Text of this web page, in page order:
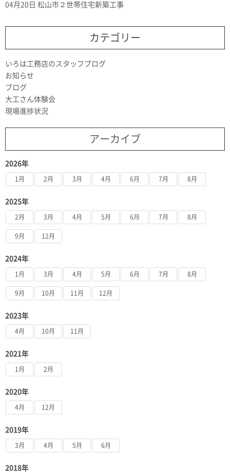
04月20日 松山市２世帯住宅新築工事
カテゴリー
いろは工務店のスタッフブログ
お知らせ
ブログ
大工さん体験会
現場進捗状況
アーカイブ
2026年
1月 2月 3月 4月 6月 7月 8月
2025年
2月 3月 4月 5月 6月 7月 8月
9月 12月
2024年
1月 3月 4月 5月 6月 7月 8月
9月 10月 11月 12月
2023年
4月 10月 11月
2021年
1月 2月
2020年
4月 12月
2019年
3月 4月 5月 6月
2018年